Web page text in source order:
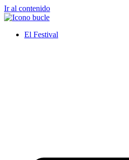
Ir al contenido
El Festival